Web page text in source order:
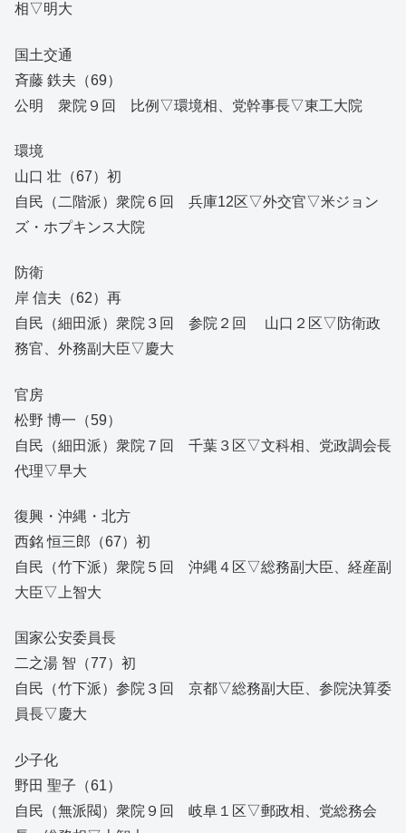
相▽明大
国土交通
斉藤 鉄夫（69）
公明 衆院９回 比例▽環境相、党幹事長▽東工大院
環境
山口 壮（67）初
自民（二階派）衆院６回 兵庫12区▽外交官▽米ジョン
ズ・ホプキンス大院
防衛
岸 信夫（62）再
自民（細田派）衆院３回 参院２回 山口２区▽防衛政
務官、外務副大臣▽慶大
官房
松野 博一（59）
自民（細田派）衆院７回 千葉３区▽文科相、党政調会長
代理▽早大
復興・沖縄・北方
西銘 恒三郎（67）初
自民（竹下派）衆院５回 沖縄４区▽総務副大臣、経産副
大臣▽上智大
国家公安委員長
二之湯 智（77）初
自民（竹下派）参院３回 京都▽総務副大臣、参院決算委
員長▽慶大
少子化
野田 聖子（61）
自民（無派閥）衆院９回 岐阜１区▽郵政相、党総務会